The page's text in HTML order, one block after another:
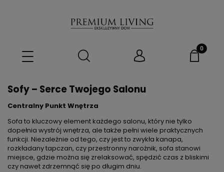
Sofy – Serce Twojego Salonu
Centralny Punkt Wnętrza
Sofa to kluczowy element każdego salonu, który nie tylko
dopełnia wystrój wnętrza, ale także pełni wiele praktycznych
funkcji. Niezależnie od tego, czy jest to zwykła kanapa,
rozkładany tapczan, czy przestronny narożnik, sofa stanowi
miejsce, gdzie można się zrelaksować, spędzić czas z bliskimi
czy nawet zdrzemnąć się po długim dniu.